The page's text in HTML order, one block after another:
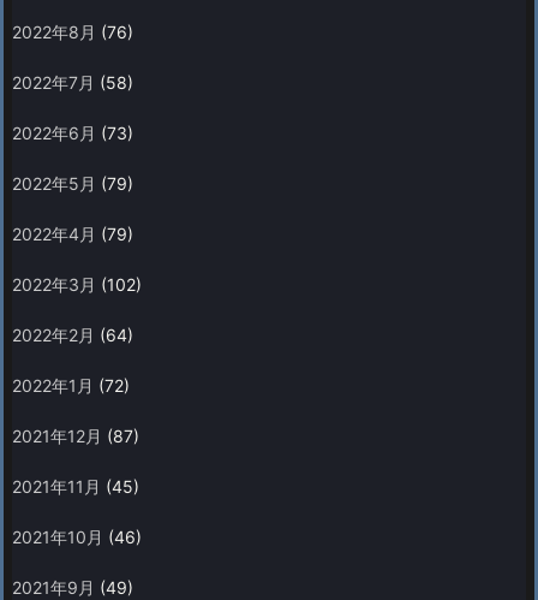
2022年8月 (76)
2022年7月 (58)
2022年6月 (73)
2022年5月 (79)
2022年4月 (79)
2022年3月 (102)
2022年2月 (64)
2022年1月 (72)
2021年12月 (87)
2021年11月 (45)
2021年10月 (46)
2021年9月 (49)